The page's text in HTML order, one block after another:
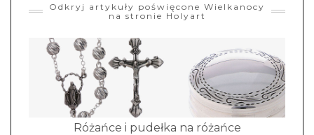
Odkryj artykuły poświęcone Wielkanocy
na stronie Holyart
Różańce i pudełka na różańce